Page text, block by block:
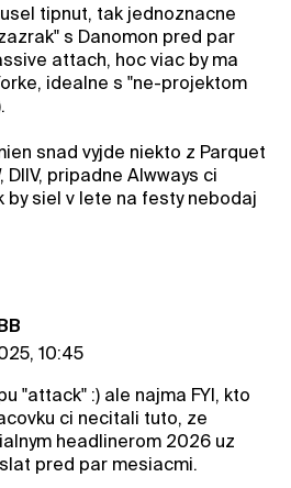
tipnut, tak jednoznacne
s Danomon pred par
attach, hoc viac by ma
idealne s "ne-projektom
snad vyjde niekto z Parquet
DIIV, pripadne Alwways ci
by siel v lete na festy nebodaj
10:45
"attack" :) ale najma FYI, kto
ci necitali tuto, ze
headlinerom 2026 uz
pred par mesiacmi.